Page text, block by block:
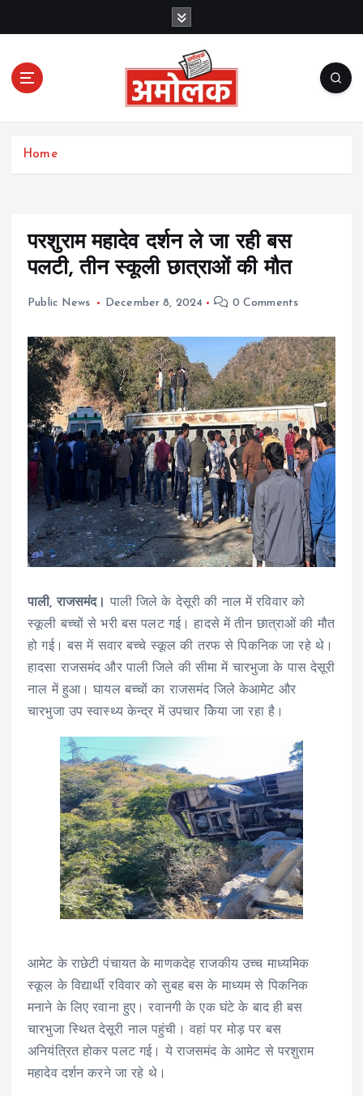
c
Amolak News
Home
परशुराम महादेव दर्शन ले जा रही बस
पलटी, तीन स्कूली छात्राओं की मौत
Public News December 8, 2024 0 Comments
पाली, राजसमंद।
पाली जिले के देसूरी की नाल में रविवार को
स्कूली बच्चों से भरी बस पलट गई। हादसे में तीन छात्राओं की मौत
हो गई। बस में सवार बच्चे स्कूल की तरफ से पिकनिक जा रहे थे।
हादसा राजसमंद और पाली जिले की सीमा में चारभुजा के पास देसूरी
नाल में हुआ। घायल बच्चों का राजसमंद जिले केआमेट और
चारभुजा उप स्वास्थ्य केन्द्र में उपचार केिया जा रहा है।
आमेट के राछेटी पंचायत के माणकदेह राजकीय उच्च माध्यमिक
स्कूल के विद्यार्थी रविवार को सुबह बस के माध्यम से पिकनिक
मनाने के लिए रवाना हुए। रवानगी के एक घंटे के बाद ही बस
चारभुजा स्थित देसूरी नाल पहुंची। वहां पर मोड़ पर बस
अनियंत्रित होकर पलट गई। ये राजसमंद के आमेट से परशुराम
महादेव दर्शन करने जा रहे थे।